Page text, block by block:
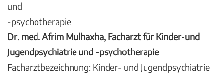
und
-psychotherapie
Dr. med. Afrim Mulhaxha, Facharzt für Kinder-und
Jugendpsychiatrie und -psychotherapie
Facharztbezeichnung: Kinder- und Jugendpsychiatrie